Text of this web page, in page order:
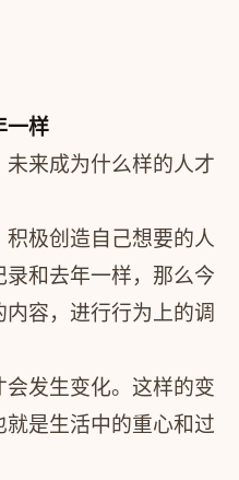
一样
来成为什么样的人才
极创造自己想要的人
和去年一样，那么今
容，进行行为上的调
发生变化。这样的变
是生活中的重心和过